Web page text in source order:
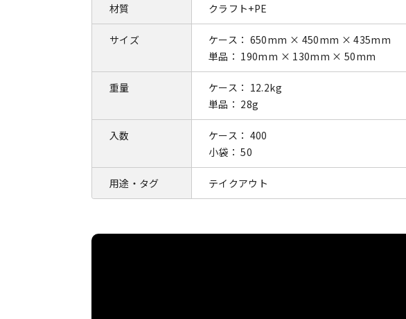
材質 クラフト+PE
サイズ
ケース： 650mm × 450mm × 435mm
単品： 190mm × 130mm × 50mm
重量
ケース： 12.2kg
単品： 28g
入数
ケース： 400
小袋： 50
用途・タグ テイクアウト